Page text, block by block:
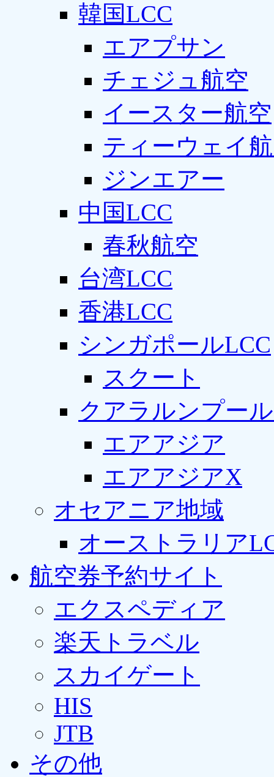
韓国LCC
エアプサン
チェジュ航空
イースター航空
ティーウェイ
ジンエアー
中国LCC
春秋航空
台湾LCC
香港LCC
シンガポールLCC
スクート
クアラルンプー
エアアジア
エアアジアX
オセアニア地域
オーストラリア
航空券予約サイト
エクスペディア
楽天トラベル
スカイゲート
HIS
JTB
その他